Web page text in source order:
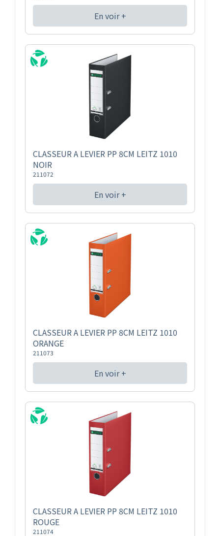
En voir +
CLASSEUR A LEVIER PP 8CM LEITZ 1010
NOIR
211072
En voir +
CLASSEUR A LEVIER PP 8CM LEITZ 1010
ORANGE
211073
En voir +
CLASSEUR A LEVIER PP 8CM LEITZ 1010
ROUGE
211074